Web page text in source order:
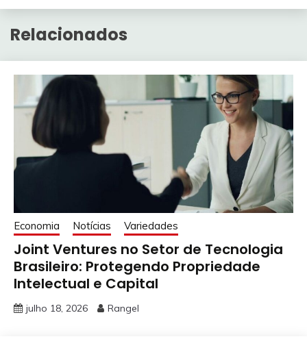
Relacionados
Economia Notícias Variedades
Joint Ventures no Setor de Tecnologia
Brasileiro: Protegendo Propriedade
Intelectual e Capital
julho 18, 2026 Rangel